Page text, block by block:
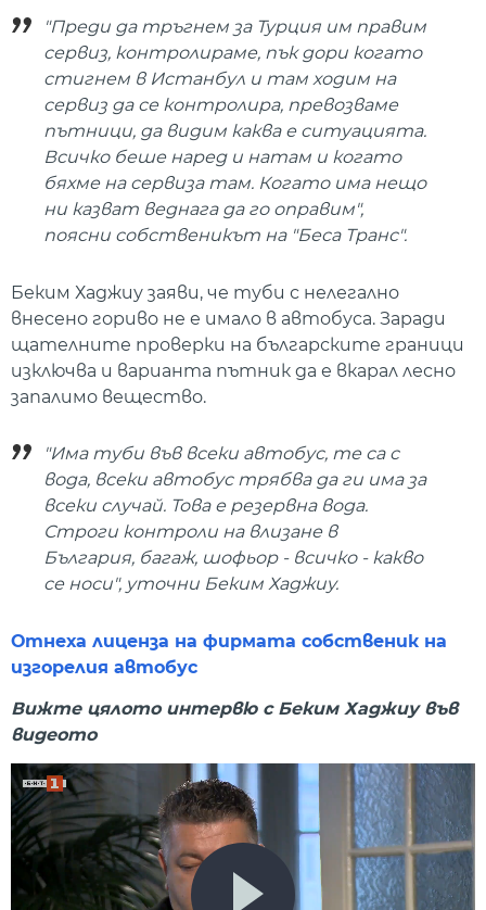
"Преди да тръгнем за Турция им правим
сервиз, контролираме, пък дори когато
стигнем в Истанбул и там ходим на
сервиз да се контролира, превозваме
пътници, да видим каква е ситуацията.
Всичко беше наред и натам и когато
бяхме на сервиза там. Когато има нещо
ни казват веднага да го оправим",
поясни собственикът на "Беса Транс".
Беким Хаджиу заяви, че туби с нелегално
внесено гориво не е имало в автобуса. Заради
щателните проверки на българските граници
изключва и варианта пътник да е вкарал лесно
запалимо вещество.
"Има туби във всеки автобус, те са с
вода, всеки автобус трябва да ги има за
всеки случай. Това е резервна вода.
Строги контроли на влизане в
България, багаж, шофьор - всичко - какво
се носи", уточни Беким Хаджиу.
Отнеха лиценза на фирмата собственик на
изгорелия автобус
Вижте цялото интервю с Беким Хаджиу във
видеото